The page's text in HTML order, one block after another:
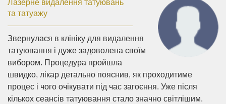
Лазерне видалення татуювань
та татуажу
Звернулася в клініку для видалення
татуювання і дуже задоволена своїм
вибором. Процедура пройшла
швидко, лікар детально пояснив, як проходитиме
процес і чого очікувати під час загоєння. Уже після
кількох сеансів татуювання стало значно світлішим.